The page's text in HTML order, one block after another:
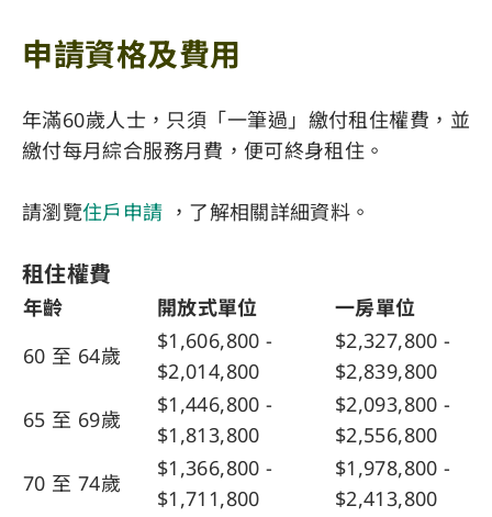
申請資格及費用
年滿60歲人士，只須「一筆過」繳付租住權費，並
繳付每月綜合服務月費，便可終身租住。
請瀏覽住戶申請 ，了解相關詳細資料。
租住權費
年齡 開放式單位
一房單位
60 至 64歲
$1,606,800 -
$2,014,800
$2,327,800 -
$2,839,800
65 至 69歲
$1,446,800 -
$1,813,800
$2,093,800 -
$2,556,800
70 至 74歲
$1,366,800 -
$1,711,800
$1,978,800 -
$2,413,800